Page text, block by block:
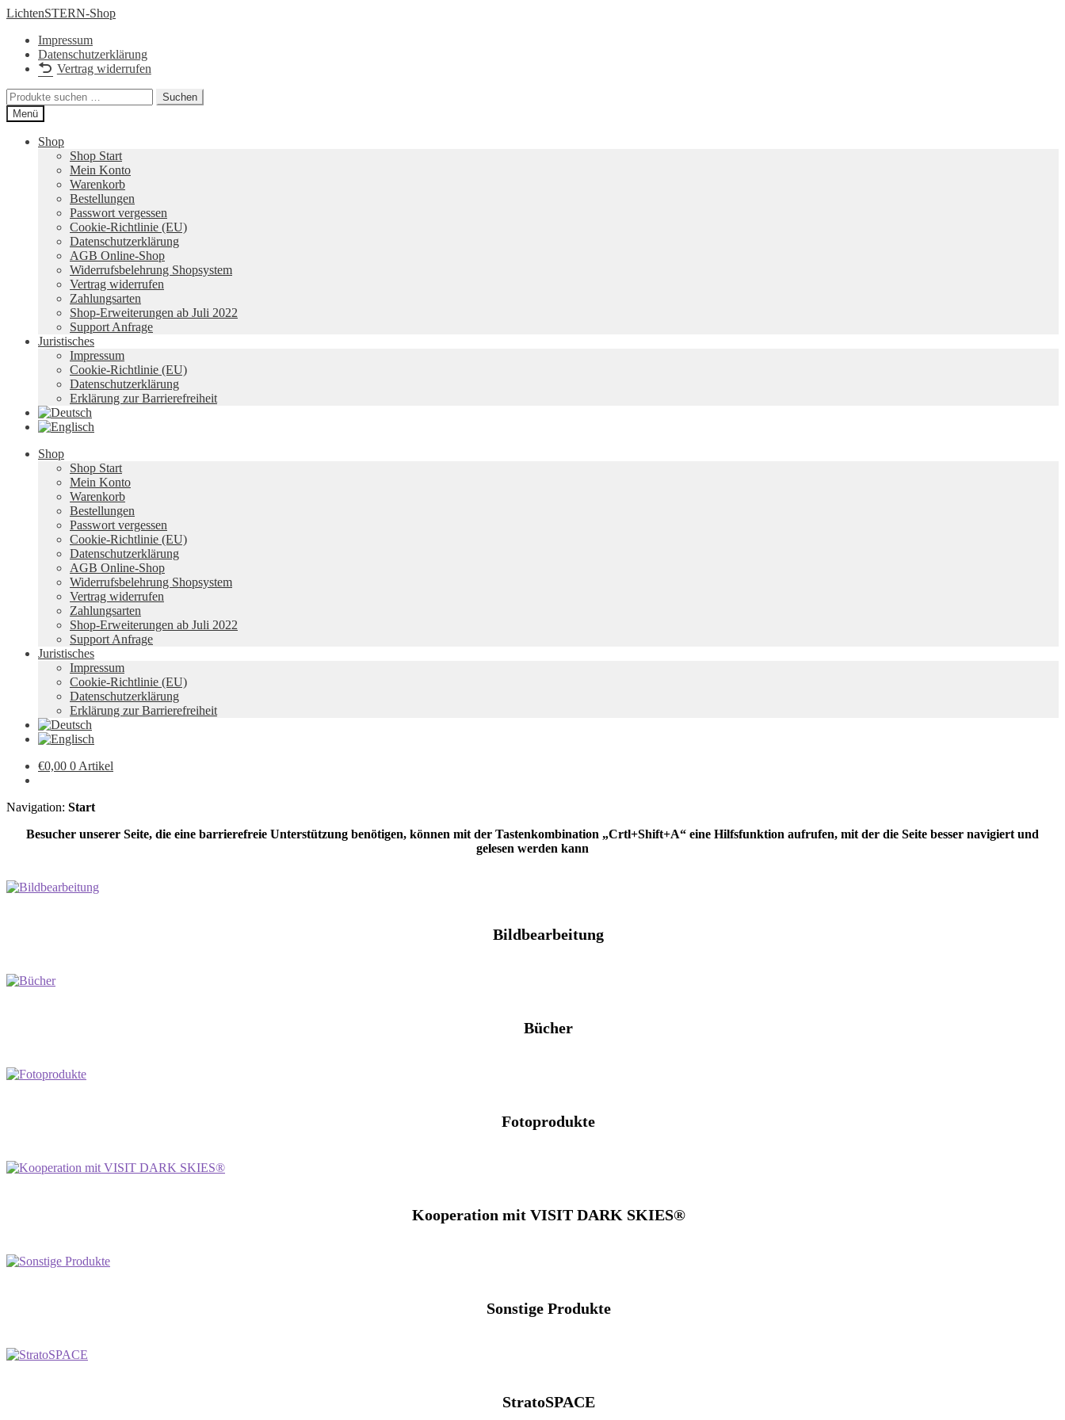
Zur
springen
Zum
springen
LichtenSTERN-Shop
Impressum
Datenschutzerklärung
Vertrag widerrufen
Suchen
nach:
Suchen
Menü
Shop
Shop Start
Mein Konto
Warenkorb
Bestellungen
Passwort vergessen
Cookie-Richtlinie (EU)
Datenschutzerklärung
AGB Online-Shop
Widerrufsbelehrung Shopsystem
Vertrag widerrufen
Zahlungsarten
Shop-Erweiterungen ab Juli 2022
Support Anfrage
Juristisches
Impressum
Cookie-Richtlinie (EU)
Datenschutzerklärung
Erklärung zur Barrierefreiheit
Shop
Shop Start
Mein Konto
Warenkorb
Bestellungen
Passwort vergessen
Cookie-Richtlinie (EU)
Datenschutzerklärung
AGB Online-Shop
Widerrufsbelehrung Shopsystem
Vertrag widerrufen
Zahlungsarten
Shop-Erweiterungen ab Juli 2022
Support Anfrage
Juristisches
Impressum
Cookie-Richtlinie (EU)
Datenschutzerklärung
Erklärung zur Barrierefreiheit
€0,00 0 Artikel
Navigation: Start
Besucher unserer Seite, die eine barrierefreie Unterstützung benötigen, können mit der Tastenkombination „Crtl+Shift+A“ eine Hilfsfunktion aufrufen, mit der die Seite besser navigiert und
gelesen werden kann
Bildbearbeitung
Bücher
Fotoprodukte
Kooperation mit VISIT DARK SKIES®
Sonstige Produkte
StratoSPACE